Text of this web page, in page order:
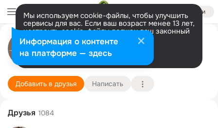
Войти
Мы используем cookie-файлы, чтобы улучшить
сервисы для вас. Если ваш возраст менее 13 лет,
настроить cookie-файлы должен ваш законный
представитель. Больше информации
Разрешить все Настроить
Rixos Alamein
Александрия
Подробнее
Добавить в друзья Написать
Друзья 1084
Информация о контенте
на платформе — здесь